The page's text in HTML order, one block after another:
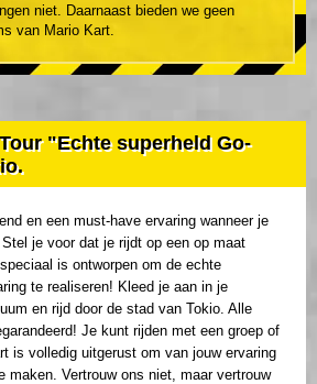
niet. Daarnaast bieden we geen
van Mario Kart.
"Echte superheld Go-
en een must-have ervaring wanneer je
je voor dat je rijdt op een op maat
is ontworpen om de echte
te realiseren! Kleed je aan in je
en rijd door de stad van Tokio. Alle
Je kunt rijden met een groep of
is volledig uitgerust om van jouw ervaring
maken. Vertrouw ons niet, maar vertrouw